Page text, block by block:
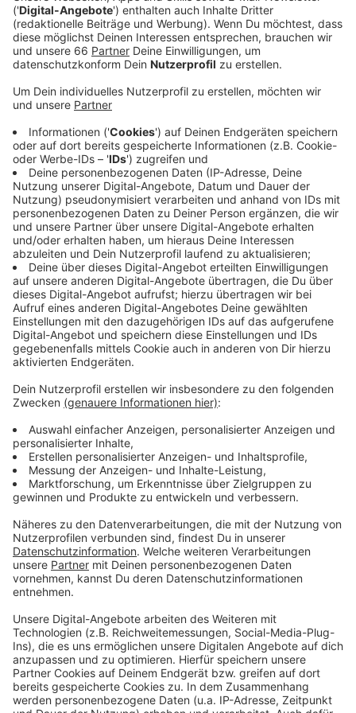
Veröffentlicht:Freitag, 07.06.2024 06:57
Anzeige
Solarenergie ist aus Expertensicht ein effektiver
Baustein beim Ziel, bis 2035 klimaneutral zu werden.
Mit PV-Anlagen lassen sich demnach Treibhausgas-
Emissionen deutlich reduzieren. Die Stadt rechnet
damit, dass sich mit den beiden Anlagen jährlich rund
eintausend Tonnen CO2 einsparen lassen. In Lierenfeld
ließe sich der Strombezug um ein Drittel reduzieren.
Die Pläne sind am Nachmittag (Donnerstag, 6. Juni
2024, 15h) dem Umweltausschuss vorgestellt worden.
Entscheiden muss der Rat. Gibt er grünes Licht, sollen
die Bauarbeiten Ende des Jahres starten und etwa 12
Monate dauern.
Anzeige
Weitere Infos und Links zum Thema:
Anzeige
Photovoltaik auf vielen städtischen Gebäuden
geplant
Schulen und KiTas sollen ebenfalls PV-Anlagen
bekommen
Rheinbahn rüstet Busflotte auf Elektroantrieb um
Anzeige